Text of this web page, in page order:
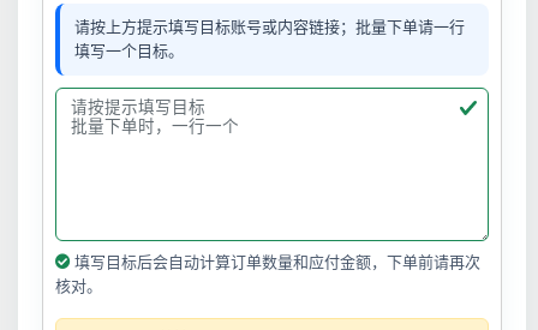
请按上方提示填写目标账号或内容链接；批量下单请一行
填写一个目标。
填写目标后会自动计算订单数量和应付金额，下单前请再次
核对。